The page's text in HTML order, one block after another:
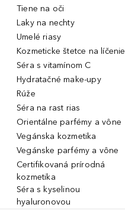
Tiene na oči
Laky na nechty
Umelé riasy
Kozmeticke štetce na líčenie
Séra s vitamínom C
Hydratačné make-upy
Rúže
Séra na rast rias
Orientálne parfémy a vône
Vegánska kozmetika
Vegánske parfémy a vône
Certifikovaná prírodná
kozmetika
Séra s kyselinou
hyaluronovou